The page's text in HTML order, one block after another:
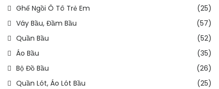
Ghế Ngồi Ô Tô Trẻ Em
(25)
Váy Bầu, Đầm Bầu
(57)
Quần Bầu
(52)
Áo Bầu
(35)
Bộ Đồ Bầu
(26)
Quần Lót, Áo Lót Bầu
(25)